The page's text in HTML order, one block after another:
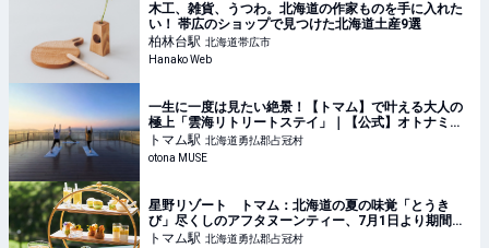
木工、雑貨、うつわ。北海道の作家ものを手に入れた
い！ 帯広のショップで見つけた北海道土産9選
柏林台駅 北海道帯広市
Hanako Web
一生に一度は見たい絶景！【トマム】で叶える大人の
極上「雲海リトリートステイ」｜【公式】オトナミュ
ーズ ウェブ（otona MUSE）
トマム駅 北海道勇払郡占冠村
otona MUSE
星野リゾート トマム：北海道の夏の味覚「とうき
び」尽くしのアフタヌーンティー、7月1日より期間限
定で初開催
トマム駅 北海道勇払郡占冠村